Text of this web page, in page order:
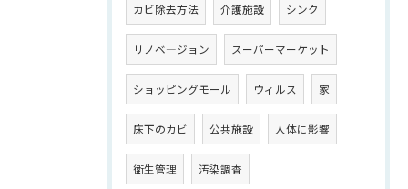
カビ除去方法 介護施設 シンク
リノベ―ジョン スーパーマーケット
ショッピングモール ウィルス 家
床下のカビ 公共施設 人体に影響
衛生管理 汚染調査